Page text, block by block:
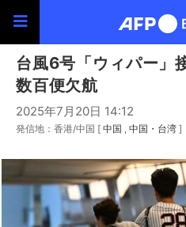
台風6号「ウィパー」
数百便欠航
2025年7月20日 14:12
発信地：香港/中国 [ 中国 中国・台湾 ]